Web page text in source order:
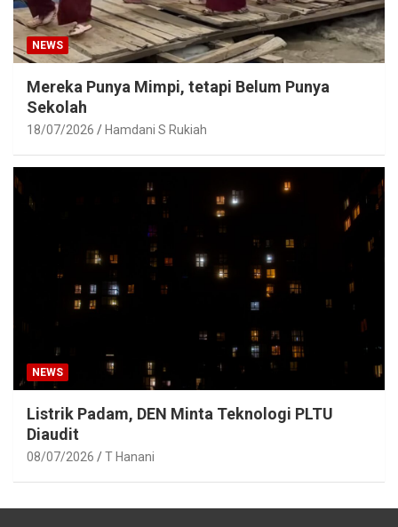
NEWS
Mereka Punya Mimpi, tetapi Belum Punya
Sekolah
18/07/2026 Hamdani S Rukiah
NEWS
Listrik Padam, DEN Minta Teknologi PLTU
Diaudit
08/07/2026 T Hanani